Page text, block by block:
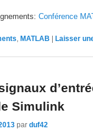
Conférence
, MATLAB Laisser
Simulink
par duf42